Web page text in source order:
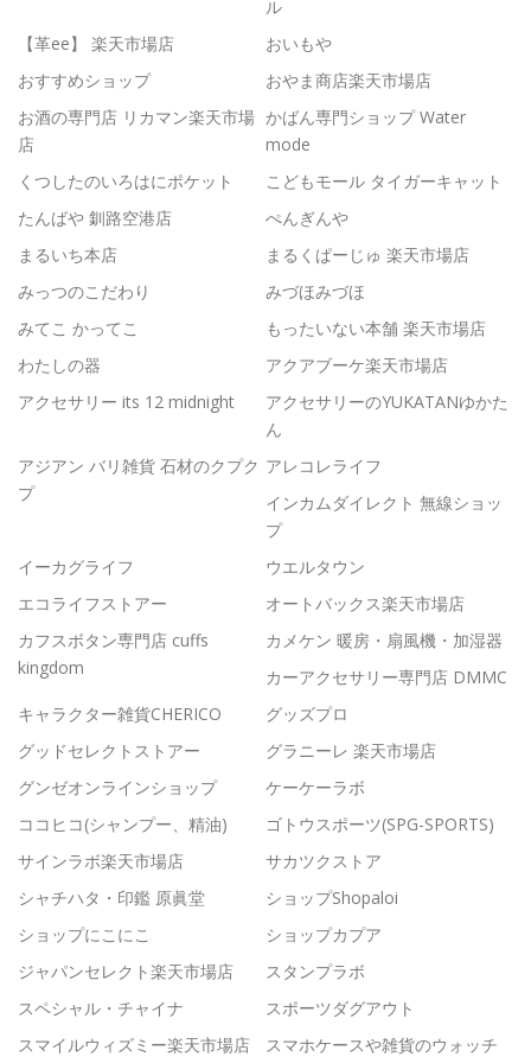
ル
【革ee】 楽天市場店
おいもや
おすすめショップ
おやま商店楽天市場店
お酒の専門店 リカマン楽天市場
店
かばん専門ショップ Water
mode
くつしたのいろはにポケット
こどもモール タイガーキャット
たんばや 釧路空港店
ぺんぎんや
まるいち本店
まるくぱーじゅ 楽天市場店
みっつのこだわり
みづほみづほ
みてこ かってこ
もったいない本舗 楽天市場店
わたしの器
アクアブーケ楽天市場店
アクセサリー its 12 midnight
アクセサリーのYUKATANゆかた
ん
アジアン バリ雑貨 石材のクプク
プ
アレコレライフ
インカムダイレクト 無線ショッ
プ
イーカグライフ
ウエルタウン
エコライフストアー
オートバックス楽天市場店
カフスボタン専門店 cuffs
kingdom
カメケン 暖房・扇風機・加湿器
カーアクセサリー専門店 DMMC
キャラクター雑貨CHERICO
グッズプロ
グッドセレクトストアー
グラニーレ 楽天市場店
グンゼオンラインショップ
ケーケーラボ
ココヒコ(シャンプー、精油)
ゴトウスポーツ(SPG-SPORTS)
サインラボ楽天市場店
サカツクストア
シャチハタ・印鑑 原眞堂
ショップShopaloi
ショップにこにこ
ショップカプア
ジャパンセレクト楽天市場店
スタンプラボ
スペシャル・チャイナ
スポーツダグアウト
スマイルウィズミー楽天市場店
スマホケースや雑貨のウォッチ